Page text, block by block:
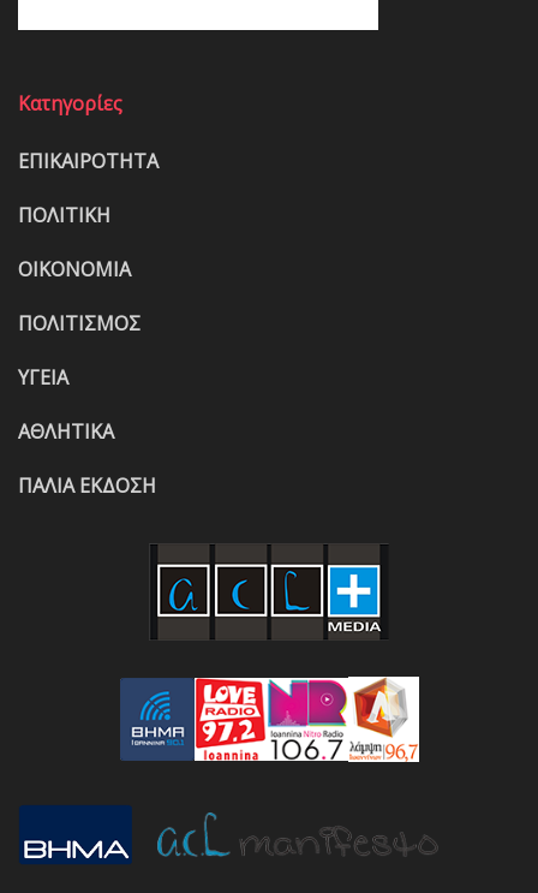
Κατηγορίες
ΕΠΙΚΑΙΡΟΤΗΤΑ
ΠΟΛΙΤΙΚΗ
ΟΙΚΟΝΟΜΙΑ
ΠΟΛΙΤΙΣΜΟΣ
ΥΓΕΙΑ
ΑΘΛΗΤΙΚΑ
ΠΑΛΙΑ ΕΚΔΟΣΗ